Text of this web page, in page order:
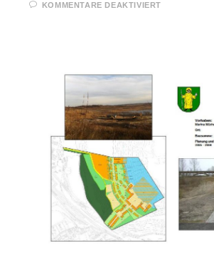
KOMMENTARE DEAKTIVIERT